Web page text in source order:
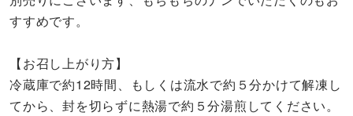
すすめです。
【お召し上がり方】
冷蔵庫で約12時間、もしくは流水で約５分かけて解凍し
てから、封を切らずに熱湯で約５分湯煎してください。